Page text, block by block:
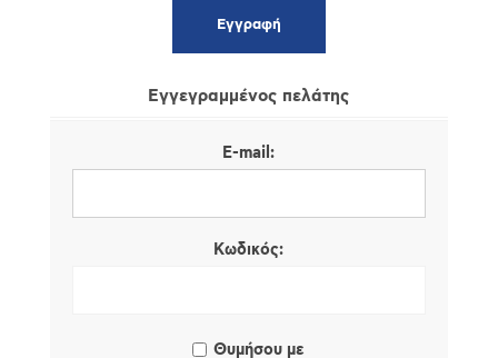
Εγγεγραμμένος πελάτης
E-mail:
Κωδικός:
Θυμήσου με